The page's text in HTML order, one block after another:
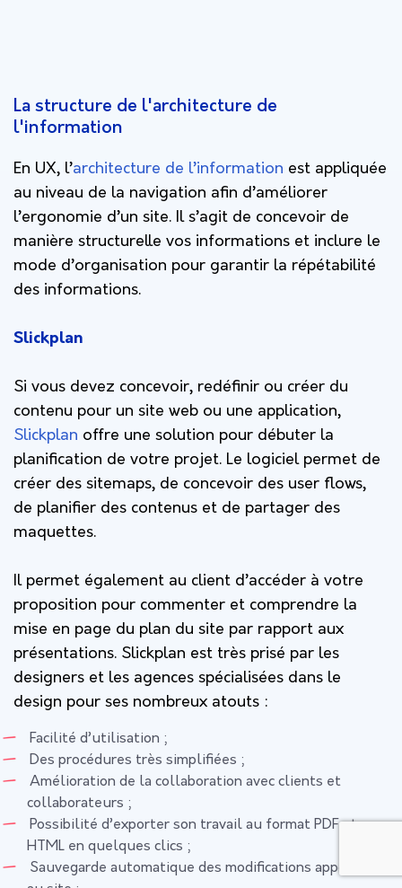
La structure de l'architecture de
l'information
En UX, l’architecture de l’information est appliquée
au niveau de la navigation afin d’améliorer
l’ergonomie d’un site. Il s’agit de concevoir de
manière structurelle vos informations et inclure le
mode d’organisation pour garantir la répétabilité
des informations.
Slickplan
Si vous devez concevoir, redéfinir ou créer du
contenu pour un site web ou une application,
Slickplan offre une solution pour débuter la
planification de votre projet. Le logiciel permet de
créer des sitemaps, de concevoir des user flows,
de planifier des contenus et de partager des
maquettes.
Il permet également au client d’accéder à votre
proposition pour commenter et comprendre la
mise en page du plan du site par rapport aux
présentations. Slickplan est très prisé par les
designers et les agences spécialisées dans le
design pour ses nombreux atouts :
Facilité d’utilisation ;
Des procédures très simplifiées ;
Amélioration de la collaboration avec clients et
collaborateurs ;
Possibilité d’exporter son travail au format PDF et
HTML en quelques clics ;
Sauvegarde automatique des modifications apportées